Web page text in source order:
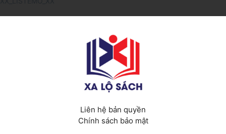
Liên hệ bản quyền
Chính sách bảo mật